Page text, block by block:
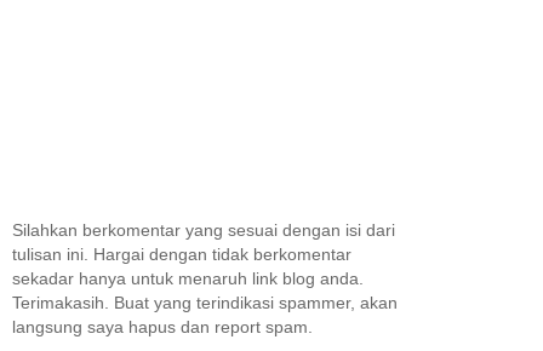
Silahkan berkomentar yang sesuai dengan isi dari
tulisan ini. Hargai dengan tidak berkomentar
sekadar hanya untuk menaruh link blog anda.
Terimakasih. Buat yang terindikasi spammer, akan
langsung saya hapus dan report spam.